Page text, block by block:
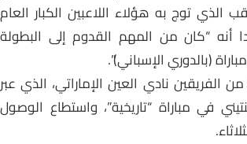
توج به هؤلاء اللاعبين الكبار العام
“كان من المهم القدوم إلى البطولة
(بالدوري الإسباني)”.
نادي العين الإماراتي، الذي عبر
في مباراة “تاريخية”، واستطاع الوصول